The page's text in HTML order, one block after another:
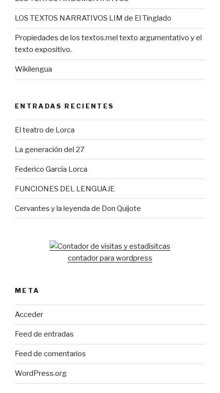
LOS TEXTOS NARRATIVOS LIM de El Tinglado
Propiedades de los textos.mel texto argumentativo y el
texto expositivo.
Wikilengua
ENTRADAS RECIENTES
El teatro de Lorca
La generación del 27
Federico García Lorca
FUNCIONES DEL LENGUAJE
Cervantes y la leyenda de Don Quijote
contador para wordpress
META
Acceder
Feed de entradas
Feed de comentarios
WordPress.org